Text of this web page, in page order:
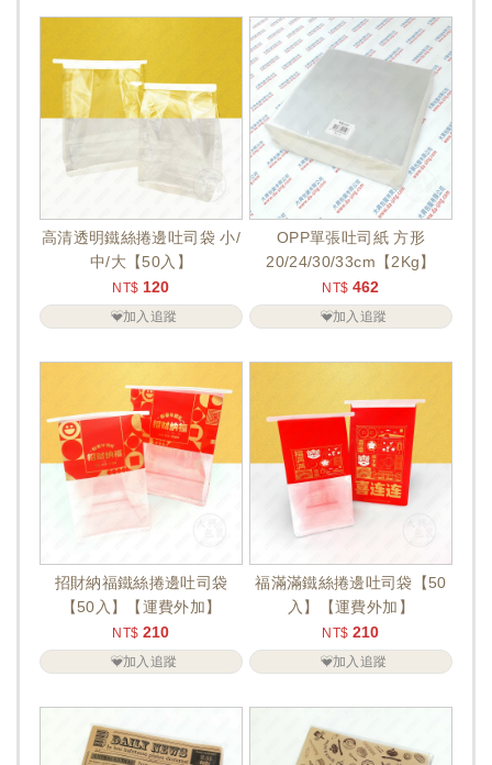
高清透明鐵絲捲邊吐司袋 小/
中/大【50入】
NT$ 120
加入追蹤
OPP單張吐司紙 方形
20/24/30/33cm【2Kg】
NT$ 462
加入追蹤
招財納福鐵絲捲邊吐司袋
【50入】【運費外加】
NT$ 210
加入追蹤
福滿滿鐵絲捲邊吐司袋【50
入】【運費外加】
NT$ 210
加入追蹤